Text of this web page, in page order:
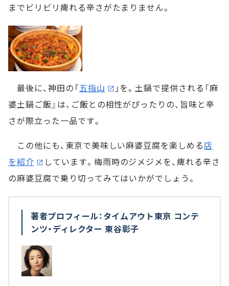
までビリビリ痺れる辛さがたまりません。
最後に、神田の「五指山
」を。土鍋で提供される「麻
婆土鍋ご飯』は、ご飯との相性がぴったりの、旨味と辛
さが際立った一品です。
この他にも、東京で美味しい麻婆豆腐を楽しめる店
を紹介
しています。梅雨時のジメジメを、痺れる辛さ
の麻婆豆腐で乗り切ってみてはいかがでしょう。
著者プロフィール：タイムアウト東京 コンテ
ンツ・ディレクター 東谷彰子